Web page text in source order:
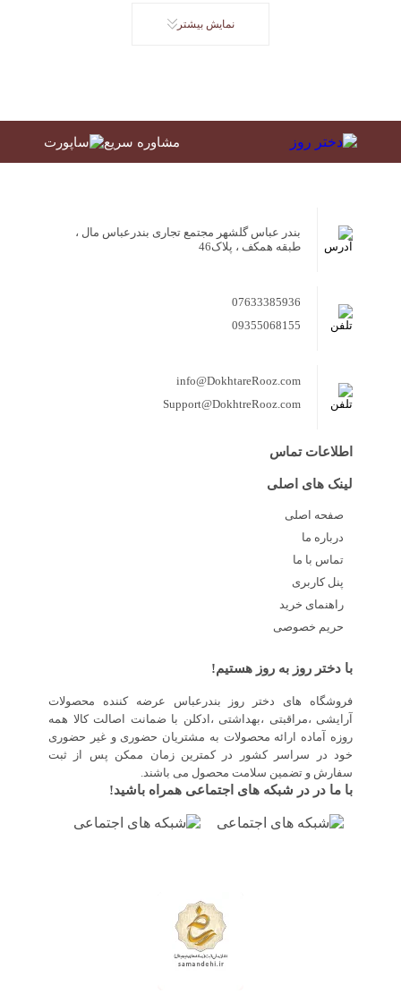
نمایش بیشتر
مشاوره سریع
بندر عباس گلشهر مجتمع تجاری بندرعباس مال ،
طبقه همکف ، پلاک46
07633385936
09355068155
info@DokhtareRooz.com
Support@DokhtreRooz.com
اطلاعات تماس
لینک های اصلی
صفحه اصلی
درباره ما
تماس با ما
پنل کاربری
راهنمای خرید
حریم خصوصی
با دختر روز به روز هستیم!
فروشگاه های دختر روز بندرعباس عرضه کننده محصولات
آرایشی ،مراقبتی ،بهداشتی ،ادکلن با ضمانت اصالت کالا همه
روزه آماده ارائه محصولات به مشتریان حضوری و غیر حضوری
خود در سراسر کشور در کمترین زمان ممکن پس از ثبت
سفارش و تضمین سلامت محصول می باشند.
با ما در در شبکه های اجتماعی همراه باشید!